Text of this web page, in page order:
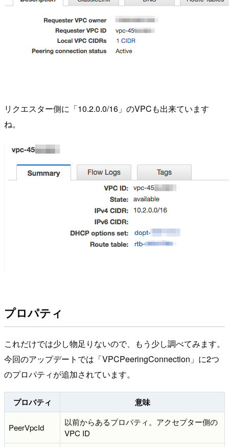
リクエスター側に「10.2.0.0/16」のVPCも出来ています
ね。
プロパティ
これだけでは少し物足りないので、もう少し調べてみます。
今回のアップデートでは「VPCPeeringConnection」に2つ
のプロパティが追加されています。
プロバティ 意味
PeerVpcId
以前からあるプロパティ。アクセプター側の
VPC ID